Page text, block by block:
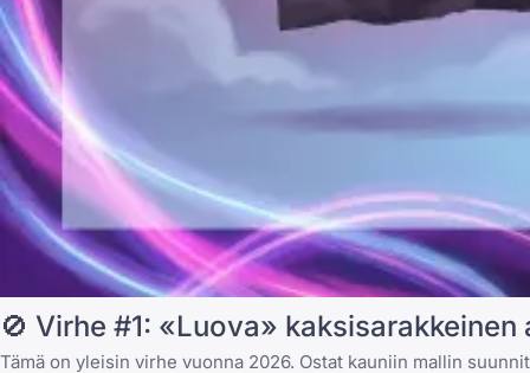
🚫 Virhe #1: «Luova»
Tämä on yleisin virhe vuonna 2026. Ostat kauniin mallin